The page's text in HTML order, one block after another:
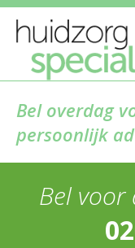
Bel overdag
persoonlijk
Bel voor